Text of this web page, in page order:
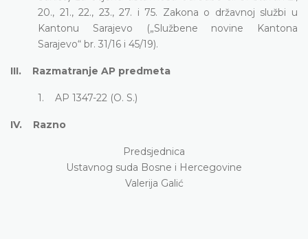
20., 21., 22., 23., 27. i 75. Zakona o državnoj službi u
Kantonu Sarajevo („Službene novine Kantona
Sarajevo“ br. 31/16 i 45/19).
III. Razmatranje AP predmeta
1. AP 1347-22 (O. S.)
IV. Razno
Predsjednica
Ustavnog suda Bosne i Hercegovine
Valerija Galić